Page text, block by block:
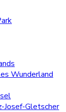
Wunderland
Josef-Gletscher